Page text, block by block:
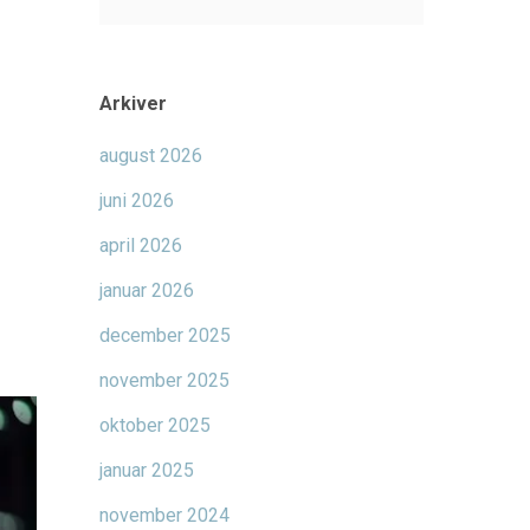
Arkiver
august 2026
juni 2026
april 2026
januar 2026
december 2025
november 2025
oktober 2025
januar 2025
november 2024